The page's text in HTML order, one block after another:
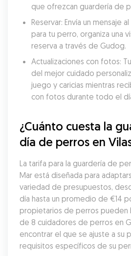
que ofrezcan guardería de
Reservar: Envía un mensaje
para tu perro, organiza una
reserva a través de Gudog.
Actualizaciones con fotos:
del mejor cuidado
juego y caricias mientras
con fotos durante todo el
¿Cuánto cuesta la
día de perros en
La tarifa para la guardería de
Mar está diseñada para
variedad de presupuestos,
día hasta un promedio de €14
propietarios de perros pueden
de 8 cuidadores de perros en
encontrar el que se ajuste a su
requisitos específicos de su